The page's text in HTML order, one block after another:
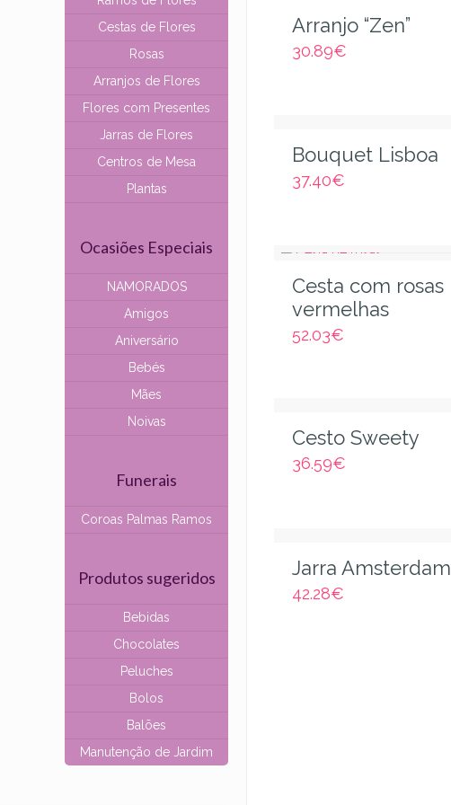
Arranjo “Zen”
30.89€
Bouquet Lisboa
37.40€
Cesta com rosas
vermelhas
52.03€
Cesto Sweety
36.59€
Jarra Amsterdam
42.28€
Cestas de Flores
Rosas
Arranjos de Flores
Flores com Presentes
Jarras de Flores
Centros de Mesa
Plantas
Ocasiões Especiais
NAMORADOS
Amigos
Aniversário
Bebés
Mães
Noivas
Funerais
Coroas Palmas Ramos
Produtos sugeridos
Bebidas
Chocolates
Peluches
Bolos
Balões
Manutenção de Jardim